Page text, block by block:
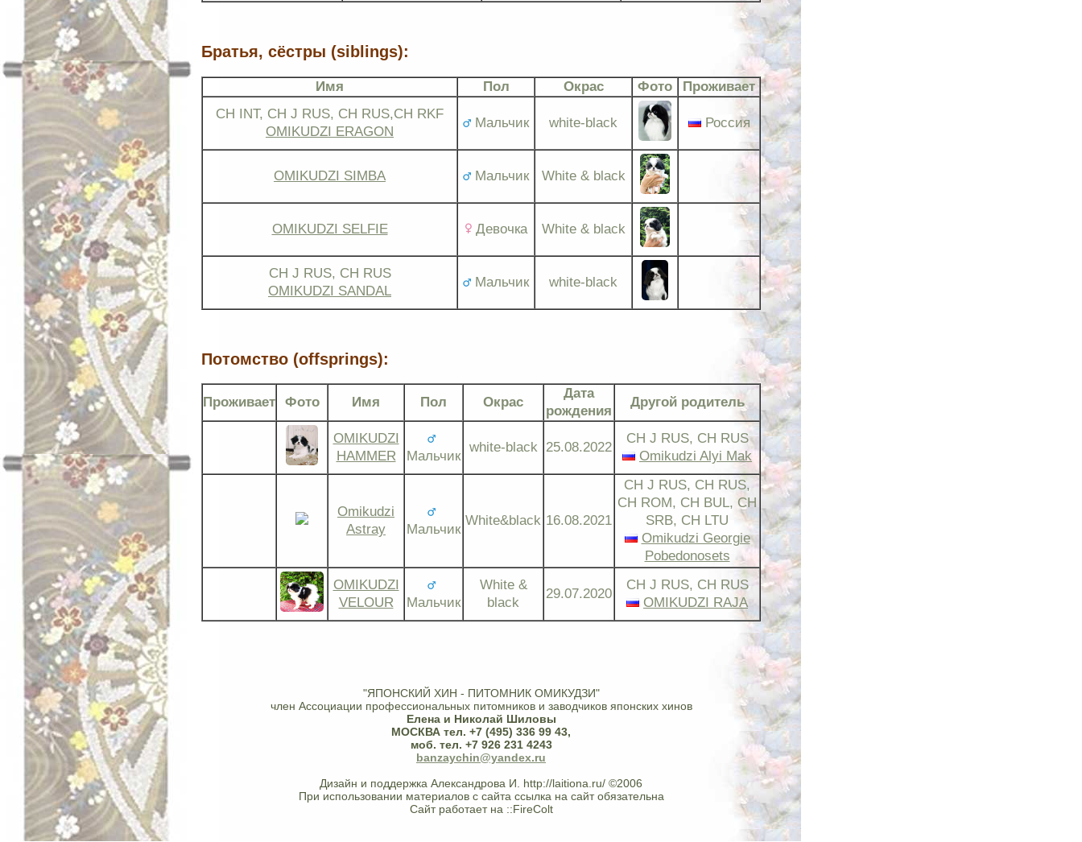
Братья, сёстры (siblings):
Имя Пол Окрас Фото
Проживает
CH INT, CH J RUS, CH RUS,CH RKF
OMIKUDZI ERAGON
Мальчик white-black Россия
OMIKUDZI SIMBA Мальчик White & black
OMIKUDZI SELFIE Девочка White & black
CH J RUS, CH RUS
OMIKUDZI SANDAL
Мальчик white-black
Потомство (offsprings):
Проживает Фото Имя Пол Окрас
Дата
рождения
Другой родитель
OMIKUDZI
HAMMER
Мальчик
white-black 25.08.2022
CH J RUS, CH RUS
Omikudzi Alyi Mak
Omikudzi
Astray
Мальчик
White&black 16.08.2021
CH J RUS, CH RUS,
CH ROM, CH BUL, CH
SRB, CH LTU
Omikudzi Georgie
Pobedonosets
OMIKUDZI
VELOUR
Мальчик
White &
black
29.07.2020
CH J RUS, CH RUS
OMIKUDZI RAJA
"ЯПОНСКИЙ ХИН - ПИТОМНИК ОМИКУДЗИ"
член Ассоциации профессиональных питомников и заводчиков японских хинов
Елена и Николай Шиловы
МОСКВА тел. +7 (495) 336 99 43,
моб. тел. +7 926 231 4243
banzaychin@yandex.ru
Дизайн и поддержка Александрова И. http://laitiona.ru/ ©2006
При использовании материалов с сайта ссылка на сайт обязательна
Сайт работает на ::FireColt